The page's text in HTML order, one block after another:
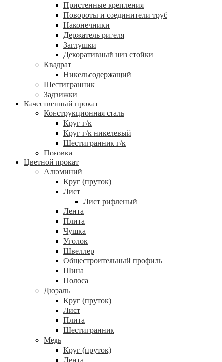
Пристенные крепления
Повороты и соединители труб
Наконечники
Держатель ригеля
Заглушки
Декоративный низ стойки
Квадрат
Никельсодержащий
Шестигранник
Задвижки
Качественный прокат
Конструкционная сталь
Круг г/к
Круг г/к никелевый
Шестигранник г/к
Поковка
Цветной прокат
Алюминий
Круг (пруток)
Лист
Лист рифленый
Лента
Плита
Чушка
Уголок
Швеллер
Общестроительный профиль
Шина
Полоса
Дюраль
Круг (пруток)
Лист
Плита
Шестигранник
Медь
Круг (пруток)
Лента